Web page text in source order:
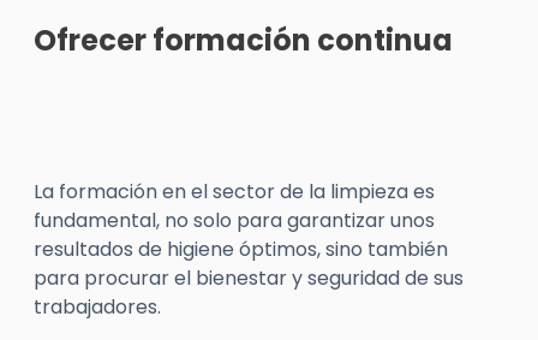
Ofrecer formación continua
La formación en el sector de la limpieza es
fundamental, no solo para garantizar unos
resultados de higiene óptimos, sino también
para procurar el bienestar y seguridad de sus
trabajadores.